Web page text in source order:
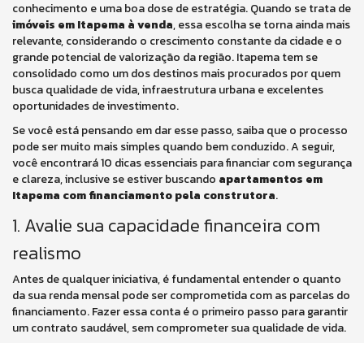
conhecimento e uma boa dose de estratégia. Quando se trata de
imóveis em Itapema à venda, essa escolha se torna ainda mais
relevante, considerando o crescimento constante da cidade e o
grande potencial de valorização da região. Itapema tem se
consolidado como um dos destinos mais procurados por quem
busca qualidade de vida, infraestrutura urbana e excelentes
oportunidades de investimento.
Se você está pensando em dar esse passo, saiba que o processo
pode ser muito mais simples quando bem conduzido. A seguir,
você encontrará 10 dicas essenciais para financiar com segurança
e clareza, inclusive se estiver buscando apartamentos em
Itapema com financiamento pela construtora.
1. Avalie sua capacidade financeira com
realismo
Antes de qualquer iniciativa, é fundamental entender o quanto
da sua renda mensal pode ser comprometida com as parcelas do
financiamento. Fazer essa conta é o primeiro passo para garantir
um contrato saudável, sem comprometer sua qualidade de vida.